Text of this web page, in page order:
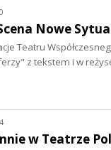
Nowe
Teatru
z tekstem i w
w Teatrze